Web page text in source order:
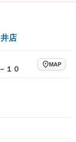
店
１０
MAP